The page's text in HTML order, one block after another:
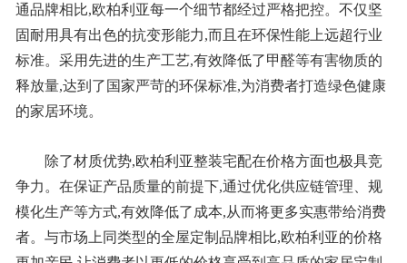
通品牌相比,欧柏利亚每一个细节都经过严格把控。不仅坚
固耐用具有出色的抗变形能力,而且在环保性能上远超行业
标准。采用先进的生产工艺,有效降低了甲醛等有害物质的
释放量,达到了国家严苛的环保标准,为消费者打造绿色健康
的家居环境。
除了材质优势,欧柏利亚整装宅配在价格方面也极具竞
争力。在保证产品质量的前提下,通过优化供应链管理、规
模化生产等方式,有效降低了成本,从而将更多实惠带给消费
者。与市场上同类型的全屋定制品牌相比,欧柏利亚的价格